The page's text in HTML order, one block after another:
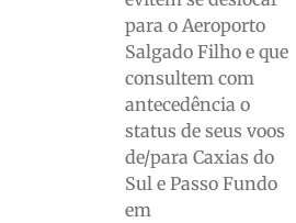
para o Aeroporto
Salgado Filho e que
consultem com
antecedência o
status de seus voos
de/para Caxias do
Sul e Passo Fundo
em